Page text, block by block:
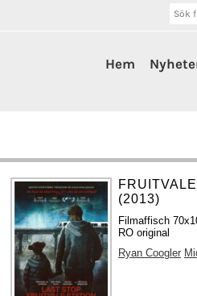
Hem
(2013)
Filmaffisch
RO original
Ryan Coogler